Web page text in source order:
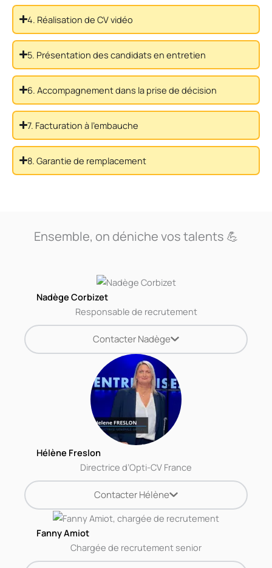
4. Réalisation de CV vidéo
5. Présentation des candidats en entretien
6. Accompagnement dans la prise de décision
7. Facturation à l'embauche
8. Garantie de remplacement
Ensemble, on déniche vos talents 💪
Nadège Corbizet
Responsable de recrutement
Contacter Nadège
Hélène Freslon
Directrice d’Opti-CV France
Contacter Hélène
Fanny Amiot
Chargée de recrutement senior